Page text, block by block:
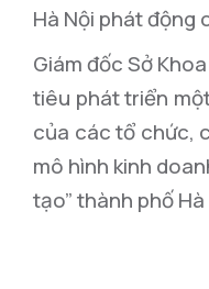
Hà Nội phát động
Giám đốc Sở
tiêu phát triển
của các tổ chức,
mô hình kinh
tạo” thành phố